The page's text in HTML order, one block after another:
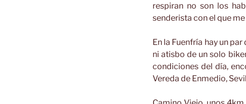
respiran no son los
senderista con el que
En la Fuenfría hay un
ni atisbo de un solo
condiciones del día,
Vereda de Enmedio,